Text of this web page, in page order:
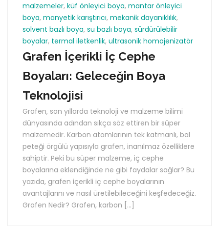
malzemeler, küf önleyici boya, mantar önleyici
boya, manyetik karıştırıcı, mekanik dayanıklılık,
solvent bazlı boya, su bazlı boya, sürdürülebilir
boyalar, termal iletkenlik, ultrasonik homojenizatör
Grafen İçerikli İç Cephe
Boyaları: Geleceğin Boya
Teknolojisi
Grafen, son yıllarda teknoloji ve malzeme bilimi
dünyasında adından sıkça söz ettiren bir süper
malzemedir. Karbon atomlarının tek katmanlı, bal
peteği örgülü yapısıyla grafen, inanılmaz özelliklere
sahiptir. Peki bu süper malzeme, iç cephe
boyalarına eklendiğinde ne gibi faydalar sağlar? Bu
yazıda, grafen içerikli iç cephe boyalarının
avantajlarını ve nasıl üretilebileceğini keşfedeceğiz.
Grafen Nedir? Grafen, karbon […]